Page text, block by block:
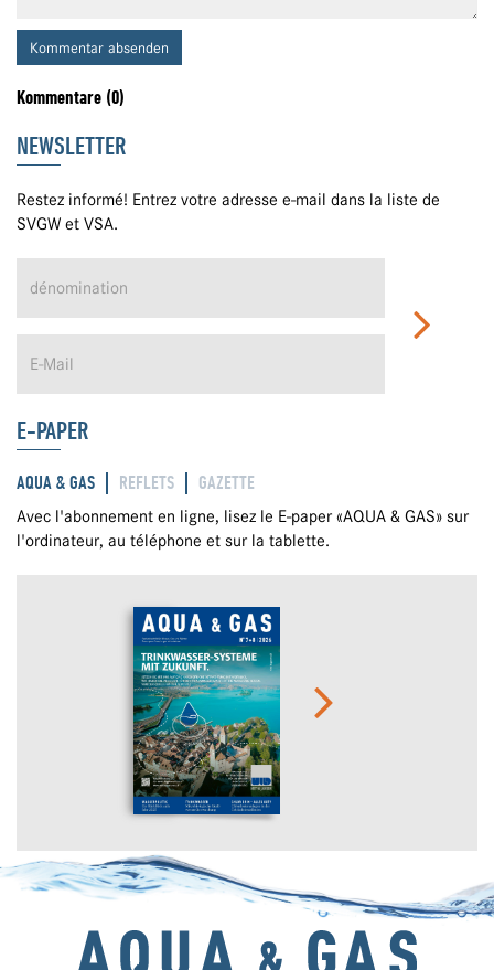
Kommentar absenden
Kommentare (0)
NEWSLETTER
Restez informé! Entrez votre adresse e-mail dans la liste de
SVGW et VSA.
E-PAPER
AQUA & GAS REFLETS GAZETTE
Avec l'abonnement en ligne, lisez le E-paper «AQUA & GAS» sur
l'ordinateur, au téléphone et sur la tablette.